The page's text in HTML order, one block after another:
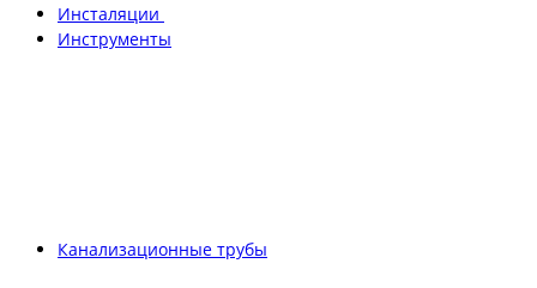
Инсталяции
Инструменты
Канализационные трубы